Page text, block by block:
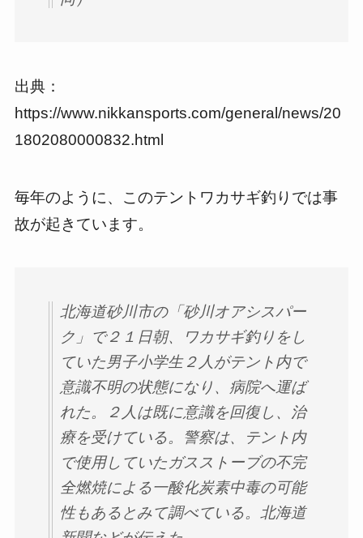
出典：
https://www.nikkansports.com/general/news/20
1802080000832.html
毎年のように、このテントワカサギ釣りでは事
故が起きています。
北海道砂川市の「砂川オアシスパー
ク」で２１日朝、ワカサギ釣りをし
ていた男子小学生２人がテント内で
意識不明の状態になり、病院へ運ば
れた。２人は既に意識を回復し、治
療を受けている。警察は、テント内
で使用していたガスストーブの不完
全燃焼による一酸化炭素中毒の可能
性もあるとみて調べている。北海道